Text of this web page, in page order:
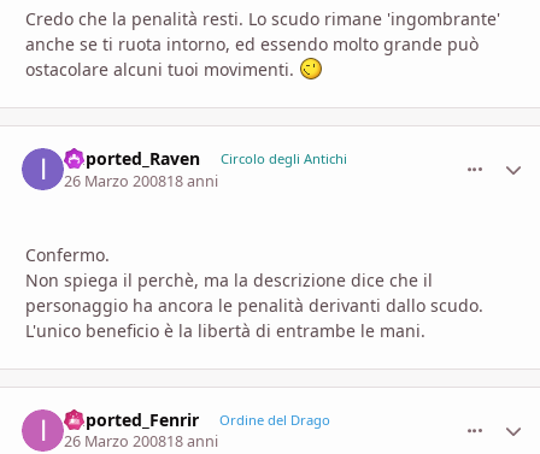
Credo che la penalità resti. Lo scudo rimane 'ingombrante'
anche se ti ruota intorno, ed essendo molto grande può
ostacolare alcuni tuoi movimenti.
imported_Raven Circolo degli Antichi
26 Marzo 200818 anni
Confermo.
Non spiega il perchè, ma la descrizione dice che il
personaggio ha ancora le penalità derivanti dallo scudo.
L'unico beneficio è la libertà di entrambe le mani.
imported_Fenrir Ordine del Drago
26 Marzo 200818 anni